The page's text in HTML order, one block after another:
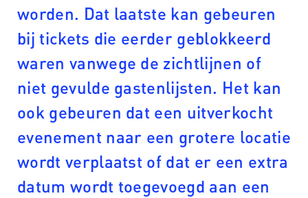
worden. Dat laatste kan gebeuren
bij tickets die eerder geblokkeerd
waren vanwege de zichtlijnen of
niet gevulde gastenlijsten. Het kan
ook gebeuren dat een uitverkocht
evenement naar een grotere locatie
wordt verplaatst of dat er een extra
datum wordt toegevoegd aan een